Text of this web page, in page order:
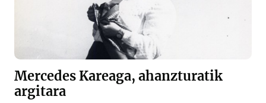
Mercedes Kareaga, ahanzturatik
argitara